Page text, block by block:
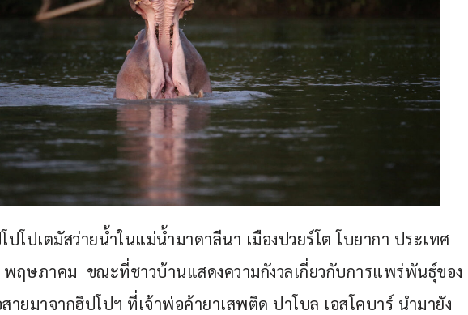
โปเตมัสว่ายน้ำในแม่น้ำมาดาลีนา เมืองปวยร์โต โบยากา ประเทศ
พฤษภาคม  ขณะที่ชาวบ้านแสดงความกังวลเกี่ยวกับการแพร่พันธุ์ของ
ายมาจากฮิปโปฯ ที่เจ้าพ่อค้ายาเสพติด ปาโบล เอสโคบาร์ นำมายัง